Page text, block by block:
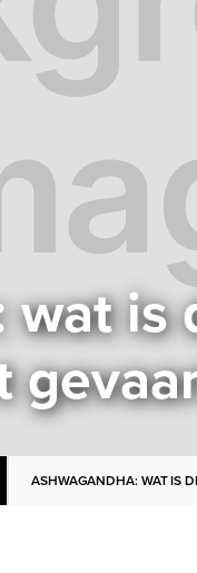
wat is
ASHWAGANDHA: WAT IS